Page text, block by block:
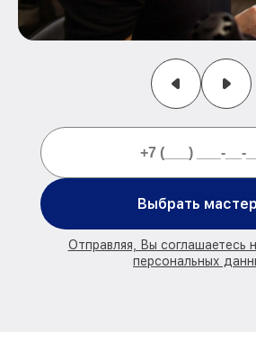
Выбрать
Отправляя, Вы соглашаетесь
персональных